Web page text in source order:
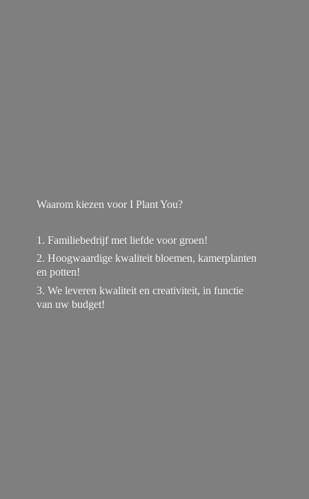
Waarom kiezen voor I Plant You?
1. Familiebedrijf met liefde voor groen!
2. Hoogwaardige kwaliteit bloemen, kamerplanten
en potten!
3. We leveren kwaliteit en creativiteit, in functie
van uw budget!